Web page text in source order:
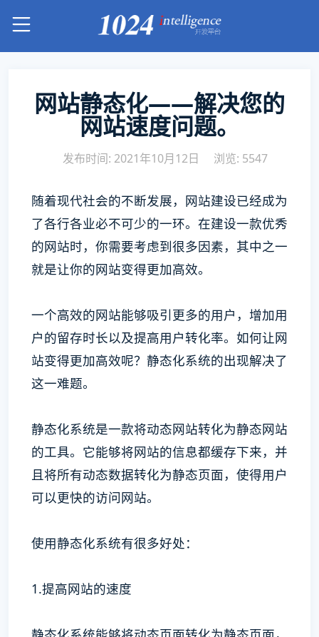
网站静态化——解决您的
网站速度问题。
发布时间: 2021年10月12日 浏览: 5547
随着现代社会的不断发展，网站建设已经成为
了各行各业必不可少的一环。在建设一款优秀
的网站时，你需要考虑到很多因素，其中之一
就是让你的网站变得更加高效。
一个高效的网站能够吸引更多的用户，增加用
户的留存时长以及提高用户转化率。如何让网
站变得更加高效呢？静态化系统的出现解决了
这一难题。
静态化系统是一款将动态网站转化为静态网站
的工具。它能够将网站的信息都缓存下来，并
且将所有动态数据转化为静态页面，使得用户
可以更快的访问网站。
使用静态化系统有很多好处：
1.提高网站的速度